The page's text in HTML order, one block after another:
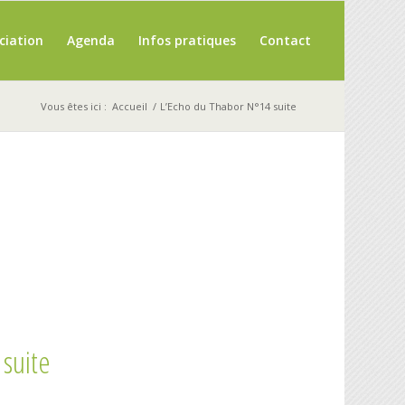
Agenda Infos pratiques Contact
Vous êtes ici : Accueil / L’Echo du Thabor N°14 suite